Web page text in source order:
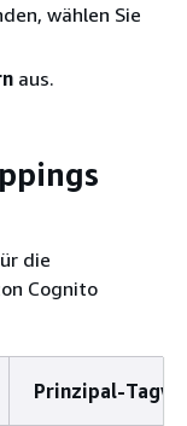
wählen Sie
aus.
die
Cognito
Prinzipal-